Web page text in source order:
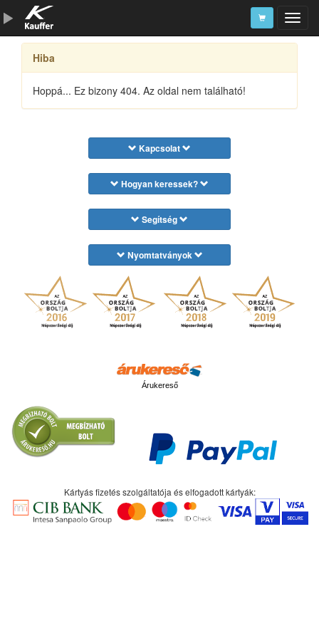
Szerszámkatalógus
Kosár
Alkatrészek
Hiba
Hoppá... Ez bizony 404. Az oldal nem található!
Kapcsolat
Hogyan keressek?
Segítség
Nyomtatványok
Árukereső
Kártyás fizetés szolgáltatója és elfogadott kártyák: